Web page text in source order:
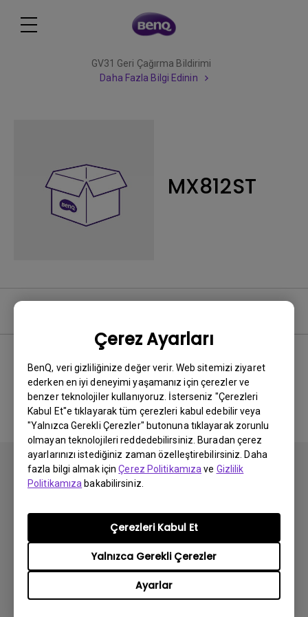
Çerez Ayarları
BenQ, veri gizliliğinize değer verir. Web sitemizi ziyaret
ederken en iyi deneyimi yaşamanız için çerezler ve
benzer teknolojiler kullanıyoruz. İsterseniz "Çerezleri
Kabul Et"e tıklayarak tüm çerezleri kabul edebilir veya
"Yalnızca Gerekli Çerezler" butonuna tıklayarak zorunlu
olmayan teknolojileri reddedebilirsiniz. Buradan çerez
ayarlarınızı istediğiniz zaman özelleştirebilirsiniz. Daha
fazla bilgi almak içinÇerez Politikamıza ve Gizlilik
Politikamıza bakabilirsiniz.
Ayarlar
Yalnızca Gerekli Çerezler
Çerezleri Kabul Et
GV31 Geri Çağırma Bildirimi
Daha Fazla Bilgi Edinin
MX812ST
Kullanım Kılavuzu
İlgili El Kitabı bulunmuyor
Abone olun